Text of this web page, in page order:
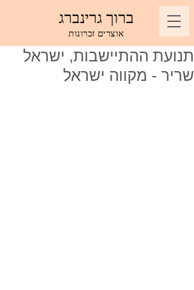
ברוך גרינברג
אוצרים זכרונות
תנועת ההתיישבות, ישראל
שריר - מקווה ישראל